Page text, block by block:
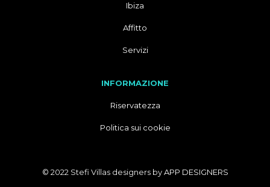
Ibiza
Affitto
Servizi
INFORMAZIONE
Riservatezza
Politica sui cookie
© 2022 Stefi Villas designers byAPP DESIGNERS